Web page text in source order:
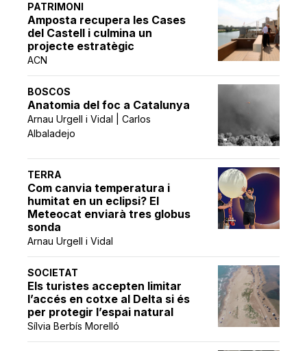
PATRIMONI
Amposta recupera les Cases
del Castell i culmina un
projecte estratègic
ACN
BOSCOS
Anatomia del foc a Catalunya
Arnau Urgell i Vidal | Carlos
Albaladejo
TERRA
Com canvia temperatura i
humitat en un eclipsi? El
Meteocat enviarà tres globus
sonda
Arnau Urgell i Vidal
SOCIETAT
Els turistes accepten limitar
l’accés en cotxe al Delta si és
per protegir l’espai natural
Sílvia Berbís Morelló